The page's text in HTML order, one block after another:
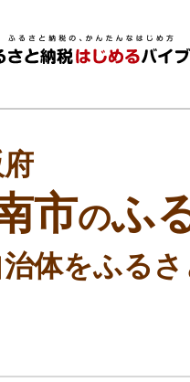
市のふ
体をふる